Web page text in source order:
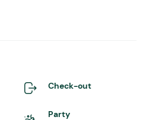
Check-out
Party